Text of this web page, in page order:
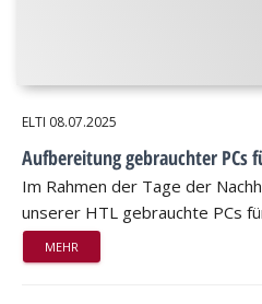
ELTI 08.07.2025
Aufbereitung gebrauchter PCs
Im Rahmen der Tage der
unserer HTL gebrauchte PCs
MEHR